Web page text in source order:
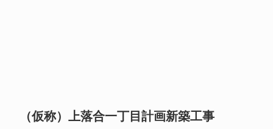
（仮称）上落合一丁目計画新築工事